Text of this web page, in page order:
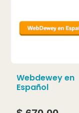
Webdewey en
Español